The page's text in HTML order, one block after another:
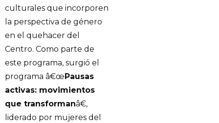
culturales que incorporen
la perspectiva de género
en el quehacer del
Centro. Como parte de
este programa, surgió el
programa â€œ Pausas
activas: movimientos
que transformanâ€,
liderado por mujeres del